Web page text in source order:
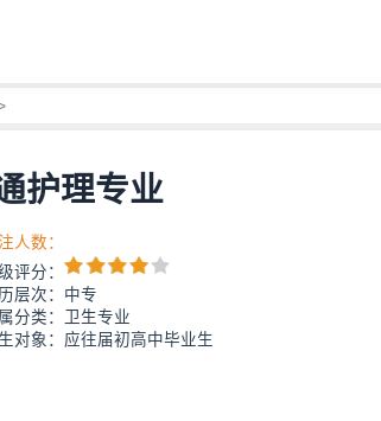
护理专业
人数：
评分：
层次：中专
分类：卫生专业
对象：应往届初高中毕业生